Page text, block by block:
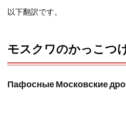
o
k
以下翻訳です。
モスクワのかっこつ
Пафосные Московские